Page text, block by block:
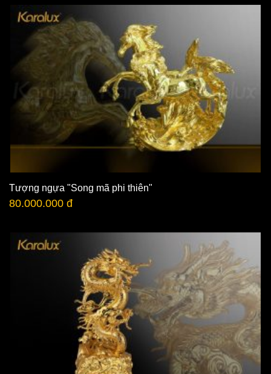
Tượng ngựa "Song mã phi thiên"
80.000.000 đ